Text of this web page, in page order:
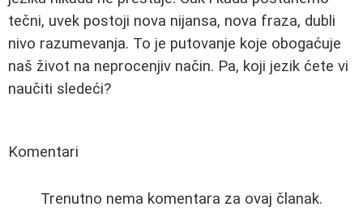
tečni, uvek postoji nova nijansa, nova fraza, dubli
nivo razumevanja. To je putovanje koje obogaćuje
naš život na neprocenjiv način. Pa, koji jezik ćete vi
naučiti sledeći?
Komentari
Trenutno nema komentara za ovaj članak.